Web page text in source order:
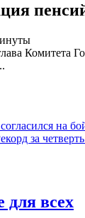
Комитета
на
за
для всех